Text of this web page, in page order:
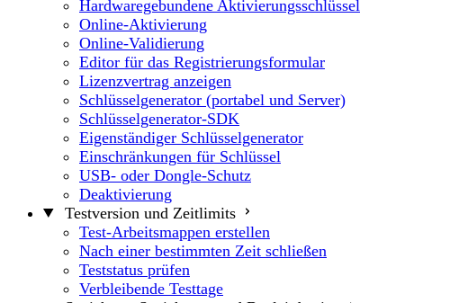
Hardwaregebundene Aktivierungsschlüssel
Online-Aktivierung
Online-Validierung
Editor für das Registrierungsformular
Lizenzvertrag anzeigen
Schlüsselgenerator (portabel und Server)
Schlüsselgenerator-SDK
Eigenständiger Schlüsselgenerator
Einschränkungen für Schlüssel
USB- oder Dongle-Schutz
Deaktivierung
Testversion und Zeitlimits
Test-Arbeitsmappen erstellen
Nach einer bestimmten Zeit schließen
Teststatus prüfen
Verbleibende Testtage